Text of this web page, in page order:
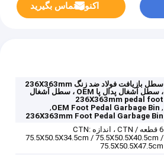
اکنون تماس بگیرید
سطل بازیافت فولاد ضد زنگ 236X363mm
، سطل آشغال پدال پا OEM ، سطل آشغال
236X363mm pedal foot
,
OEM Foot Pedal Garbage Bin
,
236X363mm Foot Pedal Garbage Bin
6 قطعه / CTN ، اندازه CTN:
75.5X50.5X34.5cm / 75.5X50.5X40.5cm /
75.5X50.5X47.5cm